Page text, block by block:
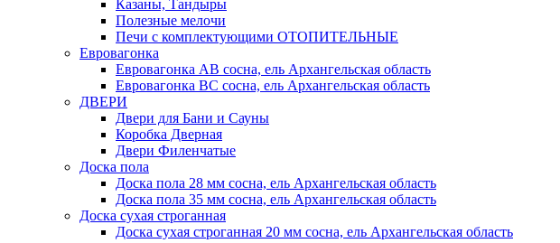
Казаны, Тандыры
Полезные мелочи
Печи с комплектующими ОТОПИТЕЛЬНЫЕ
Евровагонка
Евровагонка АВ сосна, ель Архангельская область
Евровагонка ВС сосна, ель Архангельская область
ДВЕРИ
Двери для Бани и Сауны
Коробка Дверная
Двери Филенчатые
Доска пола
Доска пола 28 мм сосна, ель Архангельская область
Доска пола 35 мм сосна, ель Архангельская область
Доска сухая строганная
Доска сухая строганная 20 мм сосна, ель Архангельская область